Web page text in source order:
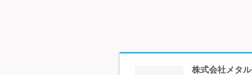
株式会社メタ